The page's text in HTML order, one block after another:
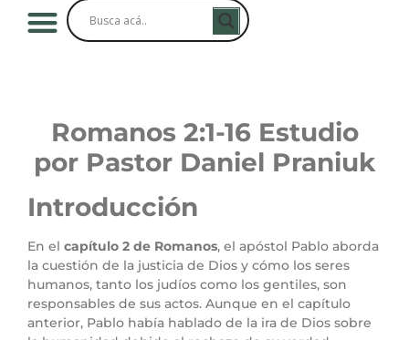
Romanos 2:1-16 Estudio
por Pastor Daniel Praniuk
Introducción
En el capítulo 2 de Romanos, el apóstol Pablo aborda
la cuestión de la justicia de Dios y cómo los seres
humanos, tanto los judíos como los gentiles, son
responsables de sus actos. Aunque en el capítulo
anterior, Pablo había hablado de la ira de Dios sobre